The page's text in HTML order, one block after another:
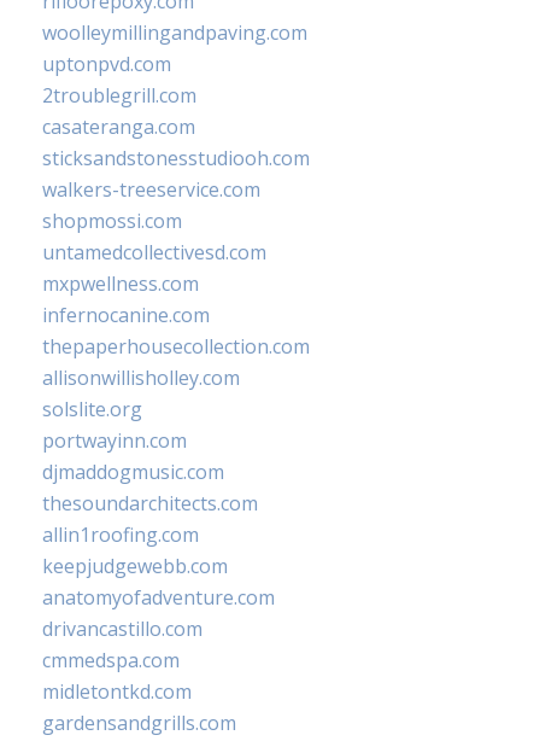
woolleymillingandpaving.com
uptonpvd.com
2troublegrill.com
casateranga.com
sticksandstonesstudiooh.com
walkers-treeservice.com
shopmossi.com
untamedcollectivesd.com
mxpwellness.com
infernocanine.com
thepaperhousecollection.com
allisonwillisholley.com
solslite.org
portwayinn.com
djmaddogmusic.com
thesoundarchitects.com
allin1roofing.com
keepjudgewebb.com
anatomyofadventure.com
drivancastillo.com
cmmedspa.com
midletontkd.com
gardensandgrills.com